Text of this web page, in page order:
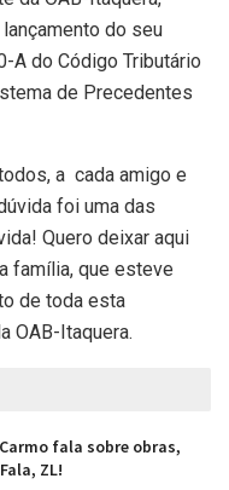
lançamento do seu
A do Código Tributário
de Precedentes
a cada amigo e
foi uma das
Quero deixar aqui
família, que esteve
de toda esta
OAB-Itaquera.
fala sobre obras,
ZL!